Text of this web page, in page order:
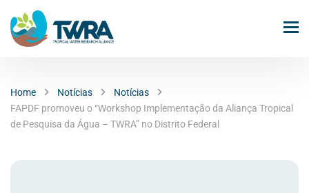
Home Notícias
Notícias
FAPDF promoveu o “Workshop Implementação da Aliança Tropical
de Pesquisa da Água – TWRA” no Distrito Federal